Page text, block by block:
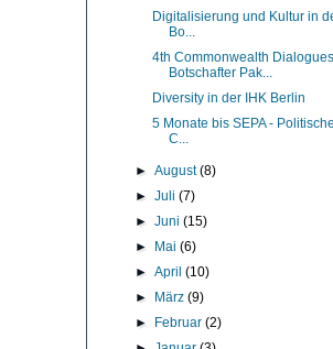
Digitalisierung und Kultur in
Bo...
4th Commonwealth
Botschafter Pak...
Diversity in der IHK Berlin
5 Monate bis SEPA -
C...
►August(8)
►Juli(7)
►Juni(15)
► Mai(6)
►April(10)
► März(9)
► Februar(2)